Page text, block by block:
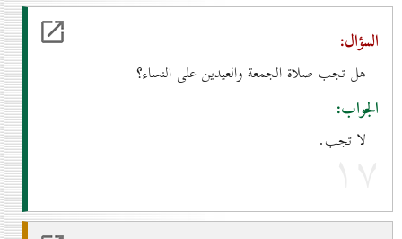
السؤال:
هل تجب صلاة الجمعة والعيدين على النساء؟
الجواب:
لا تجب.
۱۷